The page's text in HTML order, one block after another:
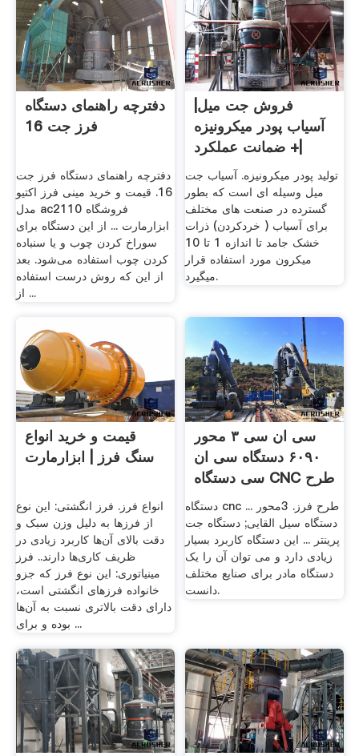
دفترچه راهنمای دستگاه
فرز جت 16
دفترچه راهنمای دستگاه فرز جت
16. قیمت و خرید مینی فرز اکتیو
مدل ac2110 فروشگاه
ابزارمارت ... از این دستگاه برای
سوراخ کردن چوب و یا سنباده
کردن چوب استفاده می‌شود. بعد
از این که روش درست استفاده
از ...
فروش جت میل|
آسیاب پودر میکرونیزه
|+ ضمانت عملکرد
تولید پودر میکرونیزه. آسیاب جت
میل وسیله ای است که بطور
گسترده در صنعت های مختلف
برای آسیاب ( خردکردن) ذرات
خشک جامد تا اندازه 1 تا 10
میکرون مورد استفاده قرار
میگیرد.
قیمت و خرید انواع
سنگ فرز | ابزارمارت
انواع فرز. فرز انگشتی: این نوع
از فرزها به دلیل وزن سبک و
دقت بالای آن‌ها کاربرد زیادی در
ظریف کاری‌ها دارند.. فرز
مینیاتوری: این نوع فرز که جزو
خانواده فرزهای انگشتی است،
دارای دقت بالاتری نسبت به آن‌ها
بوده و برای ...
سی ان سی ۳ محور
۶۰۹۰ دستگاه سی ان
سی دستگاه CNC طرح
...
دستگاه cnc طرح فرز. 3محور ...
دستگاه سیل القایی; دستگاه جت
پرینتر ... این دستگاه کاربرد بسیار
زیادی دارد و می توان آن را یک
دستگاه مادر برای صنایع مختلف
دانست.